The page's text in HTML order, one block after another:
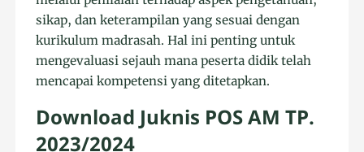
sikap, dan keterampilan yang sesuai dengan
kurikulum madrasah. Hal ini penting untuk
mengevaluasi sejauh mana peserta didik telah
mencapai kompetensi yang ditetapkan.
Download Juknis POS AM TP.
2023/2024